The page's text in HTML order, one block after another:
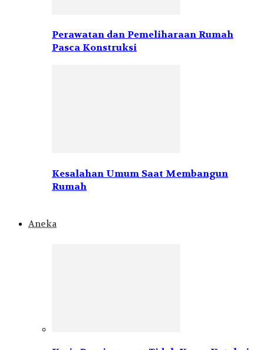
Perawatan dan Pemeliharaan Rumah
Pasca Konstruksi
Kesalahan Umum Saat Membangun
Rumah
Aneka